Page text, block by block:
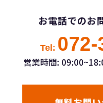
お電話でのお
Tel: 072-
営業時間: